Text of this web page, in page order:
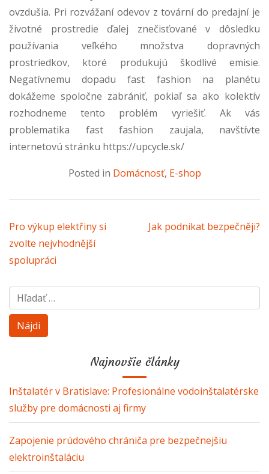
ovzdušia. Pri rozvážaní odevov z tovární do predajní je
životné prostredie ďalej znečisťované v dôsledku
používania veľkého množstva dopravných
prostriedkov, ktoré produkujú škodlivé emisie.
Negatívnemu dopadu fast fashion na planétu
dokážeme spoločne zabrániť, pokiaľ sa ako kolektív
rozhodneme tento problém vyriešiť. Ak vás
problematika fast fashion zaujala, navštívte
internetovú stránku https://upcycle.sk/
Posted in Domácnosť, E-shop
Navigácia v článku
Pro výkup elektřiny si
zvolte nejvhodnější
spolupráci
Jak podnikat bezpečněji?
Hľadať:
Najnovšie články
Inštalatér v Bratislave: Profesionálne vodoinštalatérske
služby pre domácnosti aj firmy
Zapojenie prúdového chrániča pre bezpečnejšiu
elektroinštaláciu